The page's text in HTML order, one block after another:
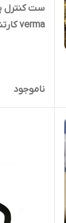
ست کنترل
verma کارتنی عمده پخش
ناموجود